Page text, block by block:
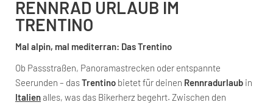
RENNRAD URLAUB IM
TRENTINO
Mal alpin, mal mediterran: Das Trentino
Ob Passstraßen, Panoramastrecken oder entspannte
Seerunden – dasTrentino bietet für deinen Rennradurlaub in
Italienalles, was das Bikerherz begehrt. Zwischen den